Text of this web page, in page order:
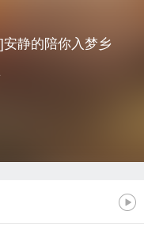
安静的陪你入梦乡